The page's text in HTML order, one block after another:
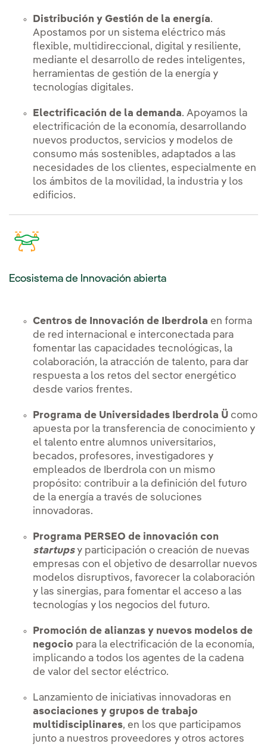
Distribución y Gestión de la energía.
Apostamos por un sistema eléctrico más
flexible, multidireccional, digital y resiliente,
mediante el desarrollo de redes inteligentes,
herramientas de gestión de la energía y
tecnologías digitales.
Electrificación de la demanda. Apoyamos la
electrificación de la economía, desarrollando
nuevos productos, servicios y modelos de
consumo más sostenibles, adaptados a las
necesidades de los clientes, especialmente en
los ámbitos de la movilidad, la industria y los
edificios.
Ecosistema de Innovación abierta
Centros de Innovación de Iberdrola en forma
de red internacional e interconectada para
fomentar las capacidades tecnológicas, la
colaboración, la atracción de talento, para dar
respuesta a los retos del sector energético
desde varios frentes.
Programa de Universidades Iberdrola Ü como
apuesta por la transferencia de conocimiento y
el talento entre alumnos universitarios,
becados, profesores, investigadores y
empleados de Iberdrola con un mismo
propósito: contribuir a la definición del futuro
de la energía a través de soluciones
innovadoras.
Programa PERSEO de innovación con
startupsy participación o creación de nuevas
empresas con el objetivo de desarrollar nuevos
modelos disruptivos, favorecer la colaboración
y las sinergias, para fomentar el acceso a las
tecnologías y los negocios del futuro.
Promoción de alianzas y nuevos modelos de
negocio para la electrificación de la economía,
implicando a todos los agentes de la cadena
de valor del sector eléctrico.
Lanzamiento de iniciativas innovadoras en
asociaciones y grupos de trabajo
multidisciplinares, en los que participamos
junto a nuestros proveedores y otros actores